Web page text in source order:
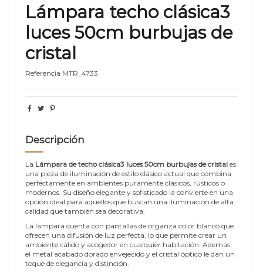
Lámpara techo clásica3
luces 50cm burbujas de
cristal
Referencia MTR_4733
Descripción
La Lámpara de techo clásica3 luces 50cm burbujas de cristal es
una pieza de iluminación de estilo clásico actual que combina
perfectamente en ambientes puramente clásicos, rústicos o
modernos. Su diseño elegante y sofisticado la convierte en una
opción ideal para aquellos que buscan una iluminación de alta
calidad que también sea decorativa.
La lámpara cuenta con pantallas de organza color blanco que
ofrecen una difusión de luz perfecta, lo que permite crear un
ambiente cálido y acogedor en cualquier habitación. Además,
el metal acabado dorado envejecido y el cristal óptico le dan un
toque de elegancia y distinción.